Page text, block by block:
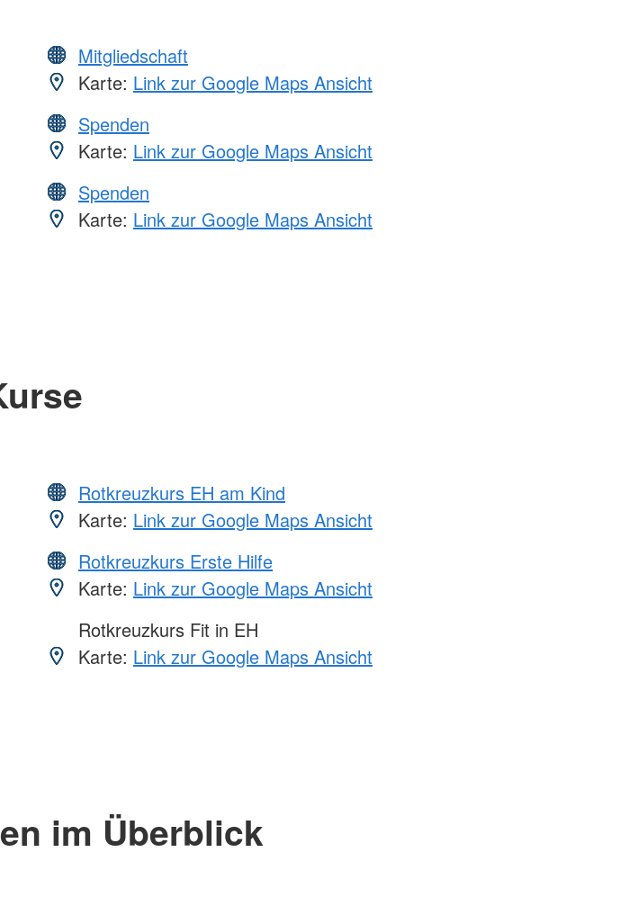
Mitgliedschaft
Karte: Link zur Google Maps Ansicht
Spenden
Karte: Link zur Google Maps Ansicht
Spenden
Karte: Link zur Google Maps Ansicht
Rotkreuzkurs EH am Kind
Karte: Link zur Google Maps Ansicht
Rotkreuzkurs Erste Hilfe
Karte: Link zur Google Maps Ansicht
Rotkreuzkurs Fit in EH
Karte: Link zur Google Maps Ansicht
im Überblick